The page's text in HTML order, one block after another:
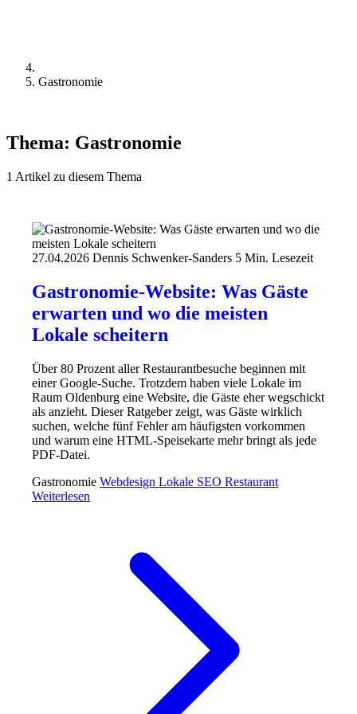
Gastronomie
Thema: Gastronomie
1 Artikel zu diesem Thema
27.04.2026 Dennis Schwenker-Sanders 5 Min. Lesezeit
Gastronomie-Website: Was Gäste
erwarten und wo die meisten
Lokale scheitern
Über 80 Prozent aller Restaurantbesuche beginnen mit
einer Google-Suche. Trotzdem haben viele Lokale im
Raum Oldenburg eine Website, die Gäste eher wegschickt
als anzieht. Dieser Ratgeber zeigt, was Gäste wirklich
suchen, welche fünf Fehler am häufigsten vorkommen
und warum eine HTML-Speisekarte mehr bringt als jede
PDF-Datei.
Gastronomie Webdesign Lokale SEO Restaurant
Weiterlesen